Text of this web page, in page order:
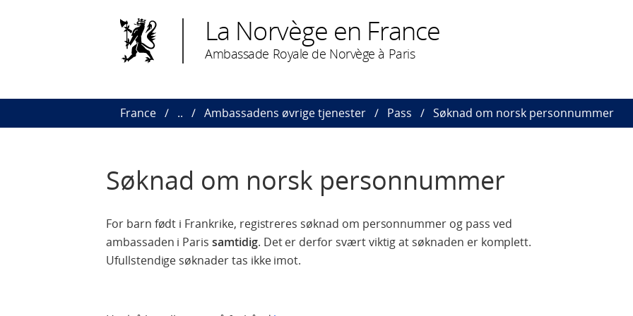
La Norvège en France
Ambassade Royale de Norvège à Paris
France .. Ambassadens øvrige tjenester Pass Søknad om norsk personnummer
Søknad om norsk personnummer
For barn født i Frankrike, registreres søknad om personnummer og pass ved
ambassaden i Paris samtidig. Det er derfor svært viktig at søknaden er komplett.
Ufullstendige søknader tas ikke imot.